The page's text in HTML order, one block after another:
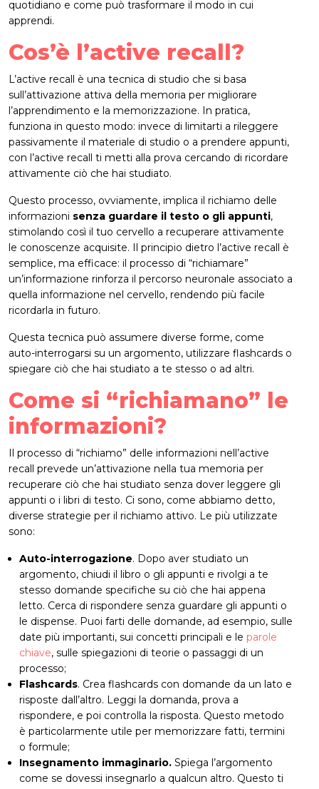
quotidiano e come può trasformare il modo in cui
apprendi.
Cos’è l’active recall?
L’active recall è una tecnica di studio che si basa
sull’attivazione attiva della memoria per migliorare
l’apprendimento e la memorizzazione. In pratica,
funziona in questo modo: invece di limitarti a rileggere
passivamente il materiale di studio o a prendere appunti,
con l’active recall ti metti alla prova cercando di ricordare
attivamente ciò che hai studiato.
Questo processo, ovviamente, implica il richiamo delle
informazioni senza guardare il testo o gli appunti,
stimolando così il tuo cervello a recuperare attivamente
le conoscenze acquisite. Il principio dietro l’active recall è
semplice, ma efficace: il processo di “richiamare”
un’informazione rinforza il percorso neuronale associato a
quella informazione nel cervello, rendendo più facile
ricordarla in futuro.
Questa tecnica può assumere diverse forme, come
auto-interrogarsi su un argomento, utilizzare flashcards o
spiegare ciò che hai studiato a te stesso o ad altri.
Come si “richiamano” le
informazioni?
Il processo di “richiamo” delle informazioni nell’active
recall prevede un’attivazione nella tua memoria per
recuperare ciò che hai studiato senza dover leggere gli
appunti o i libri di testo. Ci sono, come abbiamo detto,
diverse strategie per il richiamo attivo. Le più utilizzate
sono:
Auto-interrogazione. Dopo aver studiato un
argomento, chiudi il libro o gli appunti e rivolgi a te
stesso domande specifiche su ciò che hai appena
letto. Cerca di rispondere senza guardare gli appunti o
le dispense. Puoi farti delle domande, ad esempio, sulle
date più importanti, sui concetti principali e le parole
chiave, sulle spiegazioni di teorie o passaggi di un
processo;
Flashcards. Crea flashcards con domande da un lato e
risposte dall’altro. Leggi la domanda, prova a
rispondere, e poi controlla la risposta. Questo metodo
è particolarmente utile per memorizzare fatti, termini
o formule;
Insegnamento immaginario. Spiega l’argomento
come se dovessi insegnarlo a qualcun altro. Questo ti